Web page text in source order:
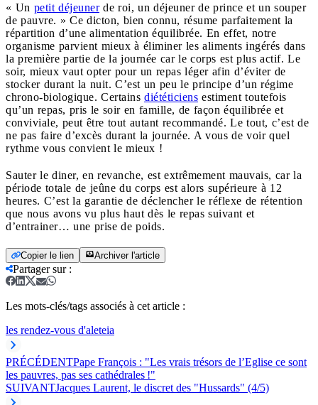
« Un petit déjeunerde roi, un déjeuner de prince et un souper
de pauvre. » Ce dicton, bien connu, résume parfaitement la
répartition d’une alimentation équilibrée. En effet, notre
organisme parvient mieux à éliminer les aliments ingérés dans
la première partie de la journée car le corps est plus actif. Le
soir, mieux vaut opter pour un repas léger afin d’éviter de
stocker durant la nuit. C’est un peu le principe d’un régime
chrono-biologique. Certains diététiciens estiment toutefois
qu’un repas, pris le soir en famille, de façon équilibrée et
conviviale, peut être tout autant recommandé. Le tout, c’est de
ne pas faire d’excès durant la journée. A vous de voir quel
rythme vous convient le mieux !
Sauter le diner, en revanche, est extrêmement mauvais, car la
période totale de jeûne du corps est alors supérieure à 12
heures. C’est la garantie de déclencher le réflexe de rétention
que nous avons vu plus haut dès le repas suivant et
d’entrainer… une prise de poids.
Copier le lien Archiver l'article
Partager sur:
Les mots-clés/tags associés à cet article :
les rendez-vous d'aleteia
PRÉCÉDENTPape François : "Les vrais trésors de l’Eglise ce sont
les pauvres, pas ses cathédrales !"
SUIVANTJacques Laurent, le discret des "Hussards" (4/5)